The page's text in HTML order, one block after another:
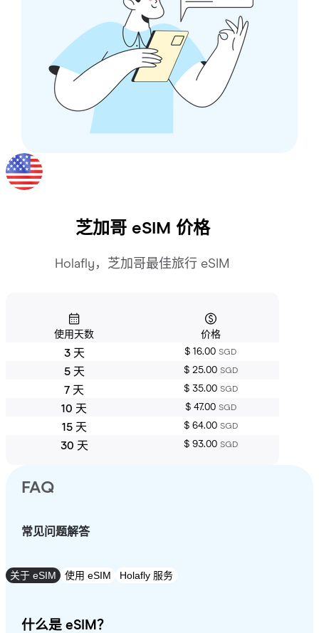
芝加哥eSIM 价格
Holafly，芝加哥最佳旅行 eSIM
使用天数 价格
3 天 $ 16.00 SGD
5 天 $ 25.00 SGD
7 天 $ 35.00 SGD
10 天 $ 47.00 SGD
15 天 $ 64.00 SGD
30 天 $ 93.00 SGD
FAQ
常见问题解答
关于 eSIM 使用 eSIM Holafly 服务
什么是 eSIM？